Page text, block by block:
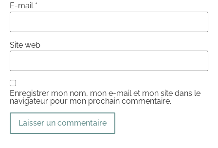
E-mail *
Site web
Enregistrer mon nom, mon e-mail et mon site dans le
navigateur pour mon prochain commentaire.